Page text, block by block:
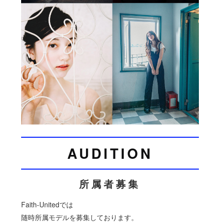
AUDITION
所属者募集
Faith-Unitedでは
随時所属モデルを募集しております。